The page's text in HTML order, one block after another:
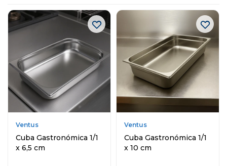
Ventus
Cuba Gastronómica 1/1
x 6,5 cm
Ventus
Cuba Gastronómica 1/1
x 10 cm